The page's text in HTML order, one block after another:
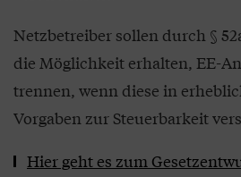
Netzbetreiber sollen durch §
die Möglichkeit erhalten, EE-
trennen, wenn diese in
Vorgaben zur Steuerbarkeit
Hier geht es zum